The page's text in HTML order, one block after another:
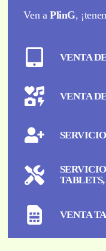
Ven aPlinG,
VENTA
VENTA
TABLETS,
VENTA